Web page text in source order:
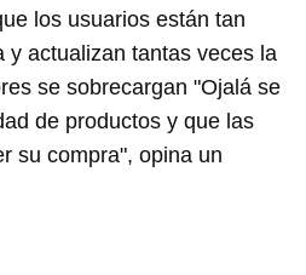
los usuarios están tan
y actualizan tantas veces la
se sobrecargan "Ojalá se
de productos y que las
su compra", opina un